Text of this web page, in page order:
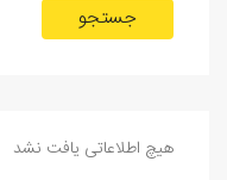
جستجو
هیچ اطلاعاتی یافت نشد